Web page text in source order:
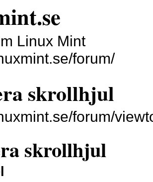
Linux Mint
forum/
skrollhjul
forum/
skrollhjul